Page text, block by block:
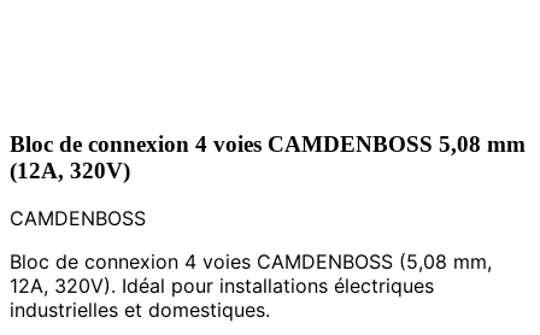
Bloc de connexion 4 voies CAMDENBOSS 5,08 mm
(12A, 320V)
CAMDENBOSS
Bloc de connexion 4 voies CAMDENBOSS (5,08 mm,
12A, 320V). Idéal pour installations électriques
industrielles et domestiques.